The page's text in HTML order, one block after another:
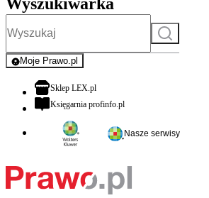
Wyszukiwarka
Szukaj
Moje Prawo.pl
- rejestracja i logowanie do serwisu
Sklep LEX.plotwiera się w nowej karcie
Księgarnia profinfo.plotwiera się w nowej karcie
Nasze serwisy